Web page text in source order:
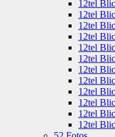
12tel
12tel
12tel
12tel
12tel
12tel
12tel
12tel
12tel
12tel
12tel
12tel